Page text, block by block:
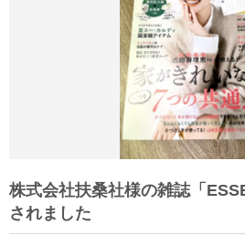
株式会社扶桑社様の雑誌「
されました